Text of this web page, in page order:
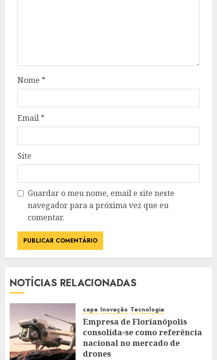
Nome *
Email *
Site
Guardar o meu nome, email e site neste
navegador para a próxima vez que eu
comentar.
NOTÍCIAS RELACIONADAS
capa Inovação Tecnologia
Empresa de Florianópolis
consolida-se como referência
nacional no mercado de
drones